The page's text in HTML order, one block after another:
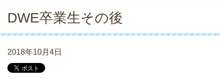
DWE卒業生その後
2018年10月4日